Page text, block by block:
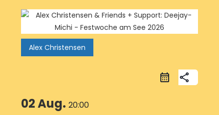
Alex Christensen
share
02 Aug. 20:00